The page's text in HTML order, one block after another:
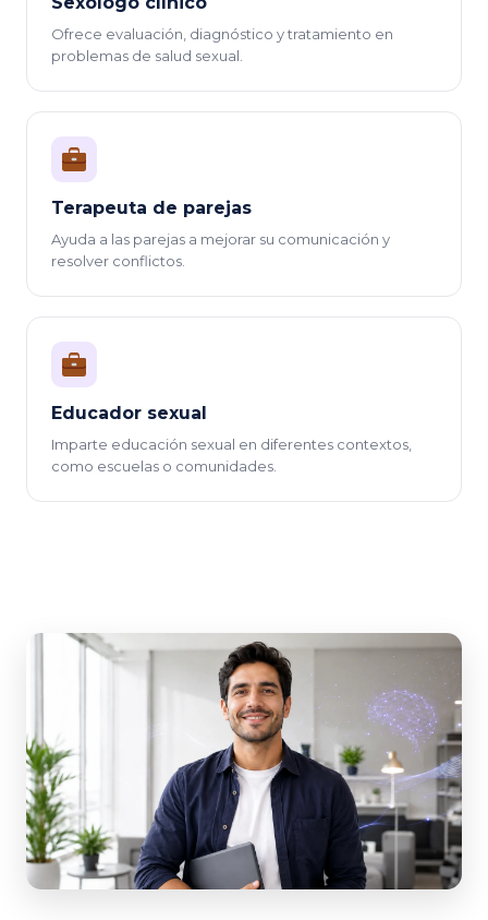
Ofrece evaluación, diagnóstico y tratamiento en
problemas de salud sexual.
Terapeuta de parejas
Ayuda a las parejas a mejorar su comunicación y
resolver conflictos.
Educador sexual
Imparte educación sexual en diferentes contextos,
como escuelas o comunidades.